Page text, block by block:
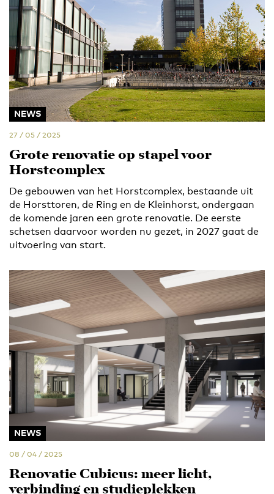
NEWS
27 / 05 / 2025
Grote renovatie op stapel voor
Horstcomplex
De gebouwen van het Horstcomplex, bestaande uit
de Horsttoren, de Ring en de Kleinhorst, ondergaan
de komende jaren een grote renovatie. De eerste
schetsen daarvoor worden nu gezet, in 2027 gaat de
uitvoering van start.
NEWS
08 / 04 / 2025
Renovatie Cubicus: meer licht,